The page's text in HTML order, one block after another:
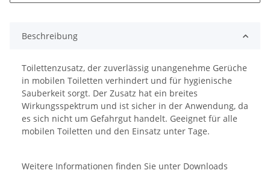
Beschreibung
Toilettenzusatz, der zuverlässig unangenehme Gerüche
in mobilen Toiletten verhindert und für hygienische
Sauberkeit sorgt. Der Zusatz hat ein breites
Wirkungsspektrum und ist sicher in der Anwendung, da
es sich nicht um Gefahrgut handelt. Geeignet für alle
mobilen Toiletten und den Einsatz unter Tage.
Weitere Informationen finden Sie unter Downloads